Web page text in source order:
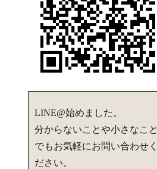
LINE@始めました。
分からないことや小さなこと
でもお気軽にお問い合わせく
ださい。